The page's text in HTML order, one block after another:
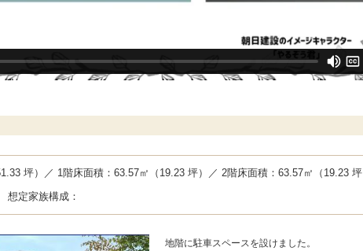
積：42.55㎡（12.87 坪） 想定家族構成：
地階に駐車スペースを設けました。